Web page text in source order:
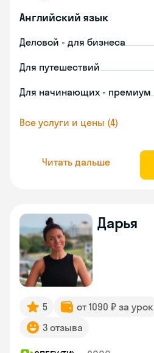
Английский язык
Деловой - для бизнеса
Для путешествий
Для начинающих - премиум
Все услуги и цены (4)
Читать дальше
Дарья
5 от 1090 ₽ за урок
3 отзыва